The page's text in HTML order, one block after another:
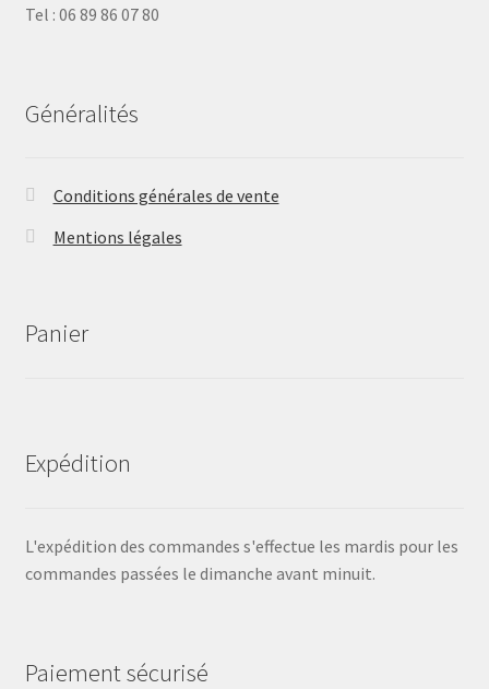
Tel : 06 89 86 07 80
Généralités
Conditions générales de vente
Mentions légales
Panier
Expédition
L'expédition des commandes s'effectue les mardis pour les
commandes passées le dimanche avant minuit.
Paiement sécurisé